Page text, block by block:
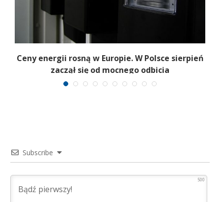
Ceny energii rosną w Europie. W Polsce sierpień
zaczął się od mocnego odbicia
Subscribe
500